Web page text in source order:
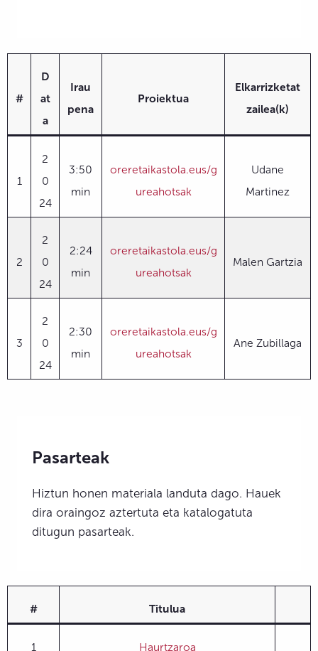
#
D
at
a
Irau
pena
Proiektua
Elkarrizketat
zailea(k)
1
2
0
24
3:50
min
oreretaikastola.eus/g
ureahotsak
Udane
Martinez
2
2
0
24
2:24
min
oreretaikastola.eus/g
ureahotsak
Malen Gartzia
3
2
0
24
2:30
min
oreretaikastola.eus/g
ureahotsak
Ane Zubillaga
Pasarteak
Hiztun honen materiala landuta dago. Hauek
dira oraingoz aztertuta eta katalogatuta
ditugun pasarteak.
# Titulua
1 Haurtzaroa